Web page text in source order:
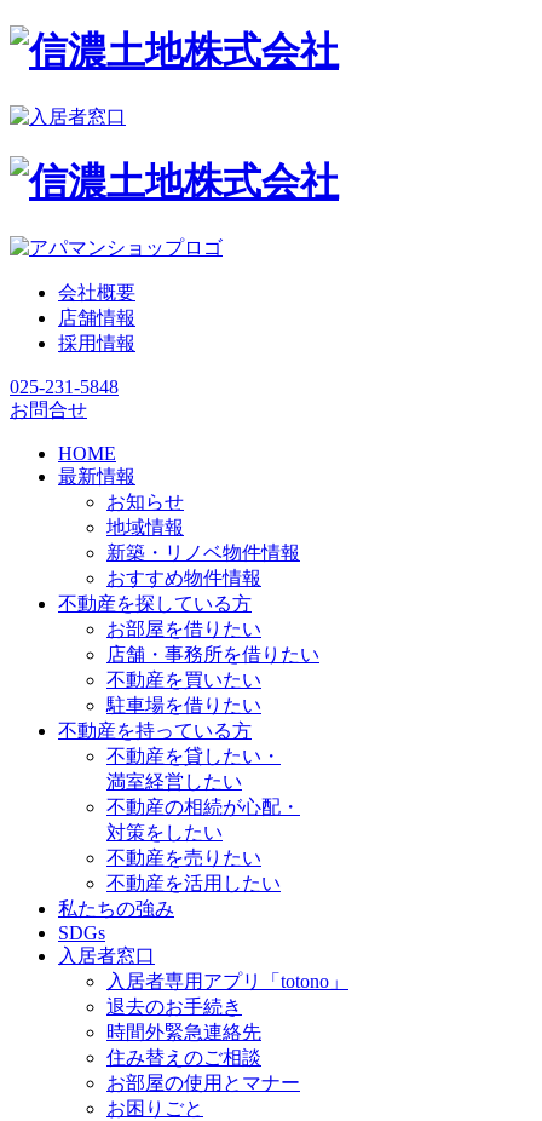
会社概要
店舗情報
採用情報
025-231-5848
お問合せ
HOME
最新情報
お知らせ
地域情報
新築・リノベ物件情報
おすすめ物件情報
不動産を探している方
お部屋を借りたい
店舗・事務所を借りたい
不動産を買いたい
駐車場を借りたい
不動産を持っている方
不動産を貸したい・
満室経営したい
不動産の相続が心配・
対策をしたい
不動産を売りたい
不動産を活用したい
私たちの強み
SDGs
入居者窓口
入居者専用アプリ「totono」
退去のお手続き
時間外緊急連絡先
住み替えのご相談
お部屋の使用とマナー
お困りごと